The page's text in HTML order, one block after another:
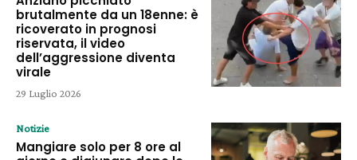
brutalmente da un 18enne: è
ricoverato in prognosi
riservata, il video
dell’aggressione diventa
virale
29 Luglio 2026
Notizie
Mangiare solo per 8 ore al